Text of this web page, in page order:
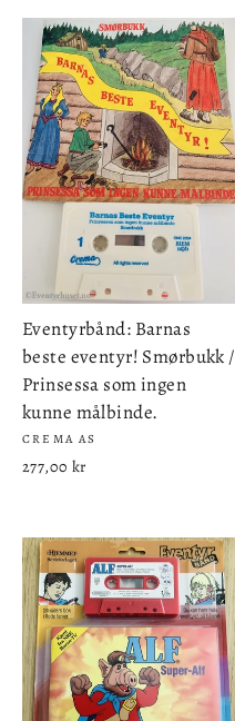
Eventyrbånd: Barnas
beste eventyr! Smørbukk /
Prinsessa som ingen
kunne målbinde.
CREMA AS
277,00 kr